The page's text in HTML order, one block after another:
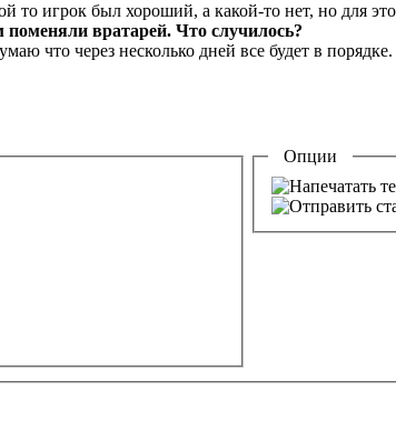
то игрок был хороший, а какой-то нет, но для
вратарей. Что случилось?
что через несколько дней все будет в порядке.
Опции